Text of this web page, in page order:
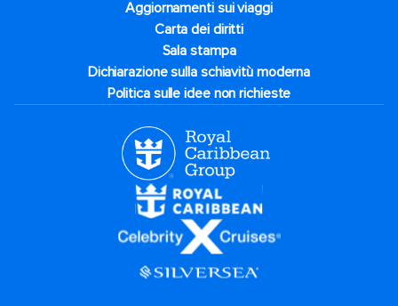
Aggiornamenti sui viaggi
Carta dei diritti
Sala stampa
Dichiarazione sulla schiavitù moderna
Politica sulle idee non richieste